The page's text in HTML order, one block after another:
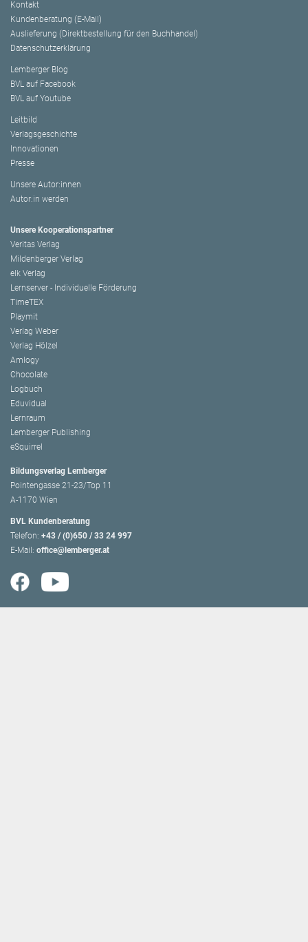
Kontakt
Kundenberatung (E-Mail)
Auslieferung (Direktbestellung für den Buchhandel)
Datenschutzerklärung
Lemberger Blog
BVL auf Facebook
BVL auf Youtube
Leitbild
Verlagsgeschichte
Innovationen
Presse
Unsere Autor:innen
Autor:in werden
Unsere Kooperationspartner
Veritas Verlag
Mildenberger Verlag
elk Verlag
Lernserver - Individuelle Förderung
TimeTEX
Playmit
Verlag Weber
Verlag Hölzel
Amlogy
Chocolate
Logbuch
Eduvidual
Lernraum
Lemberger Publishing
eSquirrel
Bildungsverlag Lemberger
Pointengasse 21-23/Top 11
A-1170 Wien
BVL Kundenberatung
Telefon: +43 / (0)650 / 33 24 997
E-Mail: office@lemberger.at